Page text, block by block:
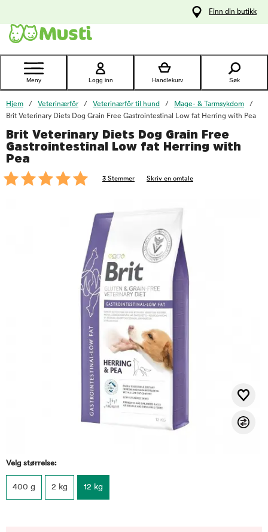
Kontakt
kundeservice
Finn din butikk
Meny Logg inn Handlekurv Søk
Hjem Veterinærfôr Veterinærfôr til hund
Mage- & Tarmsykdom
Brit Veterinary Diets Dog Grain Free Gastrointestinal Low fat Herring with Pea
Brit Veterinary Diets Dog Grain Free
Gastrointestinal Low fat Herring with
Pea
3 Stemmer Skriv en omtale
Velg størrelse:
400 g 2 kg 12 kg
foo